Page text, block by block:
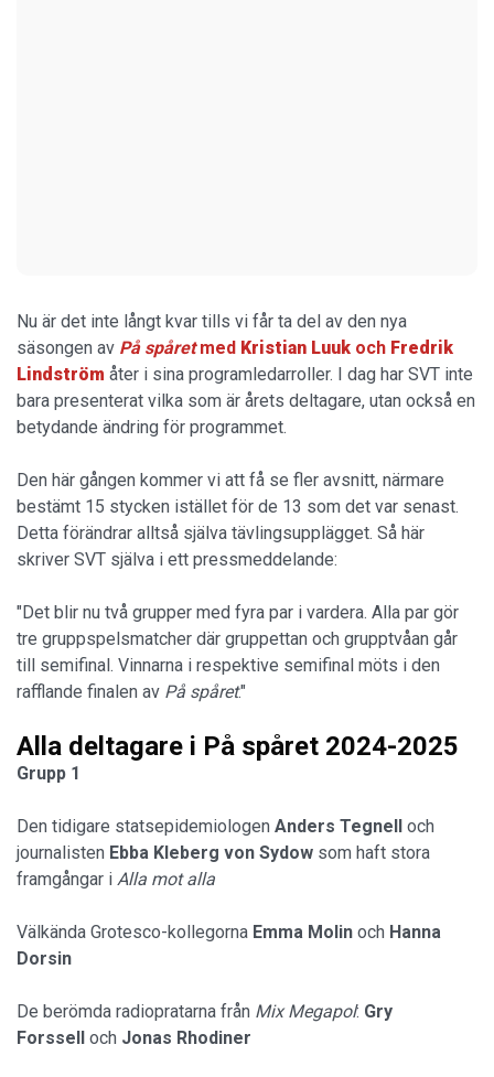
Nu är det inte långt kvar tills vi får ta del av den nya
säsongen av På spåretmed Kristian Luuk och Fredrik
Lindström åter i sina programledarroller. I dag har SVT inte
bara presenterat vilka som är årets deltagare, utan också en
betydande ändring för programmet.
Den här gången kommer vi att få se fler avsnitt, närmare
bestämt 15 stycken istället för de 13 som det var senast.
Detta förändrar alltså själva tävlingsupplägget. Så här
skriver SVT själva i ett pressmeddelande:
"Det blir nu två grupper med fyra par i vardera. Alla par gör
tre gruppspelsmatcher där gruppettan och grupptvåan går
till semifinal. Vinnarna i respektive semifinal möts i den
rafflande finalen av På spåret."
Alla deltagare i På spåret 2024-2025
Grupp 1
Den tidigare statsepidemiologen Anders Tegnell och
journalisten Ebba Kleberg von Sydow som haft stora
framgångar i Alla mot alla
Välkända Grotesco-kollegorna Emma Molin och Hanna
Dorsin
De berömda radiopratarna från Mix Megapol: Gry
Forssell och Jonas Rhodiner